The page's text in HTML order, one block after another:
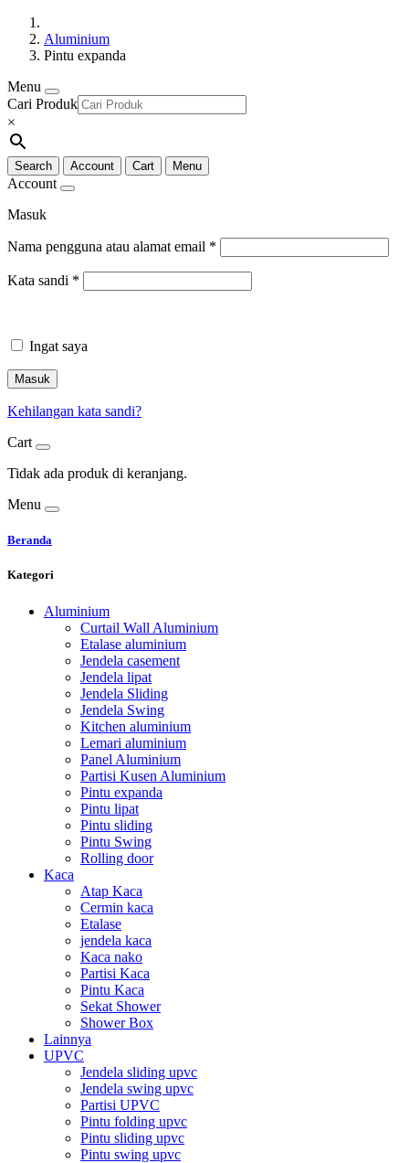
Aluminium
Pintu expanda
Menu
Cari Produk
×
Search Account Cart Menu
Account
Masuk
Nama pengguna atau alamat email *
Kata sandi *
Ingat saya
Masuk
Kehilangan kata sandi?
Cart
Tidak ada produk di keranjang.
Menu
Beranda
Kategori
Aluminium
Curtail Wall Aluminium
Etalase aluminium
Jendela casement
Jendela lipat
Jendela Sliding
Jendela Swing
Kitchen aluminium
Lemari aluminium
Panel Aluminium
Partisi Kusen Aluminium
Pintu expanda
Pintu lipat
Pintu sliding
Pintu Swing
Rolling door
Kaca
Atap Kaca
Cermin kaca
Etalase
jendela kaca
Kaca nako
Partisi Kaca
Pintu Kaca
Sekat Shower
Shower Box
Lainnya
UPVC
Jendela sliding upvc
Jendela swing upvc
Partisi UPVC
Pintu folding upvc
Pintu sliding upvc
Pintu swing upvc